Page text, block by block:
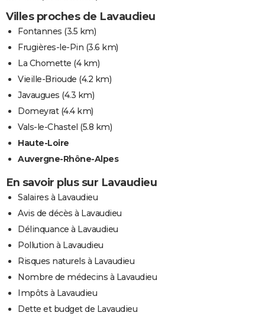
Villes proches de Lavaudieu
Fontannes (3.5 km)
Frugières-le-Pin (3.6 km)
La Chomette (4 km)
Vieille-Brioude (4.2 km)
Javaugues (4.3 km)
Domeyrat(4.4 km)
Vals-le-Chastel (5.8 km)
Haute-Loire
Auvergne-Rhône-Alpes
En savoir plus sur Lavaudieu
Salaires à Lavaudieu
Avis de décès à Lavaudieu
Délinquance à Lavaudieu
Pollution à Lavaudieu
Risques naturels à Lavaudieu
Nombre de médecins à Lavaudieu
Impôts à Lavaudieu
Dette et budget de Lavaudieu